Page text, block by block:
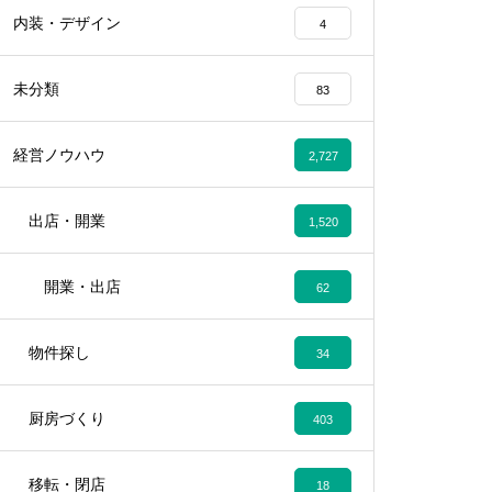
内装・デザイン 4
未分類 83
経営ノウハウ 2,727
出店・開業 1,520
開業・出店 62
物件探し 34
厨房づくり 403
移転・閉店 18